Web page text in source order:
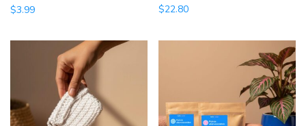
$3.99 $22.80